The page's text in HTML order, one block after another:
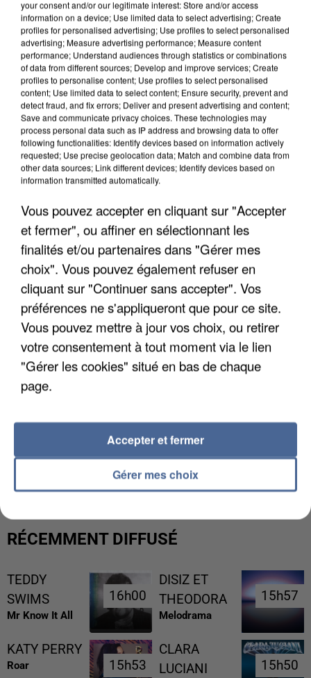
UNE TOURISTE DE L’OISE EMPORTÉE PAR UNE
LES DONNÉES DE 300 000 CLIENTS DÉROBÉES À
INTERMARCHÉ APRÈS UNE...
RÉCEMMENT DIFFUSÉ
TEDDY
SWIMS
Mr Know It All
16h00
16h00
DISIZ ET
THEODORA
Melodrama
15h57
15h57
KATY PERRY
Roar 15h53
15h53
CLARA
LUCIANI
15h50
15h50
your consent and/or our legitimate interest: Store and/or access
information on a device; Use limited data to select advertising; Create
profiles for personalised advertising; Use profiles to select personalised
advertising; Measure advertising performance; Measure content
performance; Understand audiences through statistics or combinations
of data from different sources; Develop and improve services; Create
profiles to personalise content; Use profiles to select personalised
content; Use limited data to select content; Ensure security, prevent and
detect fraud, and fix errors; Deliver and present advertising and content;
Save and communicate privacy choices. These technologies may
process personal data such as IP address and browsing data to offer
following functionalities: Identify devices based on information actively
requested; Use precise geolocation data; Match and combine data from
other data sources; Link different devices; Identify devices based on
information transmitted automatically.
Vous pouvez accepter en cliquant sur "Accepter
et fermer", ou affiner en sélectionnant les
finalités et/ou partenaires dans "Gérer mes
choix". Vous pouvez également refuser en
cliquant sur "Continuer sans accepter". Vos
préférences ne s'appliqueront que pour ce site.
Vous pouvez mettre à jour vos choix, ou retirer
votre consentement à tout moment via le lien
"Gérer les cookies" situé en bas de chaque
page.
Gérer mes choix
Accepter et fermer